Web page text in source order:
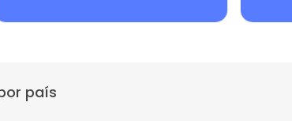
país